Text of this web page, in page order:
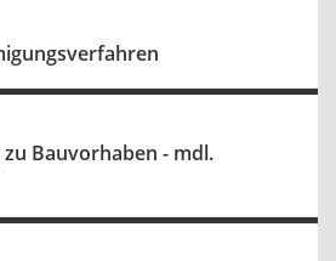
Bauvorhaben - mdl.